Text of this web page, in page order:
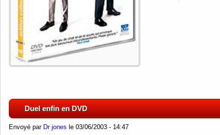
Duel enfin en DVD
Envoyé par Dr jones le 03/06/2003 - 14:47